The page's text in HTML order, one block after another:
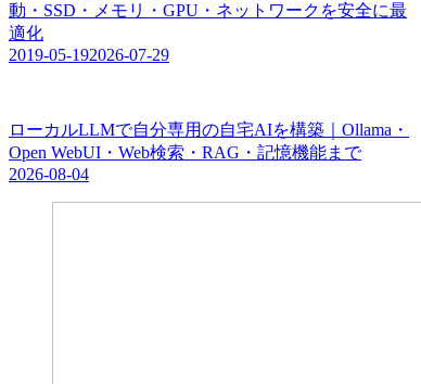
動・SSD・メモリ・GPU・ネットワークを安全に最
適化
2019-05-192026-07-29
ローカルLLMで自分専用の自宅AIを構築｜Ollama・
Open WebUI・Web検索・RAG・記憶機能まで
2026-08-04